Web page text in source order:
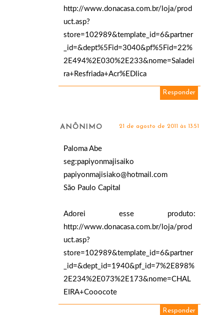
http://www.donacasa.com.br/loja/prod
uct.asp?
store=102989&template_id=6&partner
_id=&dept%5Fid=3040&pf%5Fid=22%
2E494%2E030%2E233&nome=Saladei
ra+Resfriada+Acr%EDlica
Responder
ANÔNIMO 21 de agosto de 2011 às 13:51
Paloma Abe
seg:papiyonmajisaiko
papiyonmajisiako@hotmail.com
São Paulo Capital
Adorei esse produto:
http://www.donacasa.com.br/loja/prod
uct.asp?
store=102989&template_id=6&partner
_id=&dept_id=1940&pf_id=7%2E898%
2E234%2E073%2E173&nome=CHAL
EIRA+Cooocote
Responder